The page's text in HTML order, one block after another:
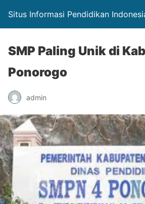
Situs Informasi Pendidikan
SMP Paling Unik di
Ponorogo
admin